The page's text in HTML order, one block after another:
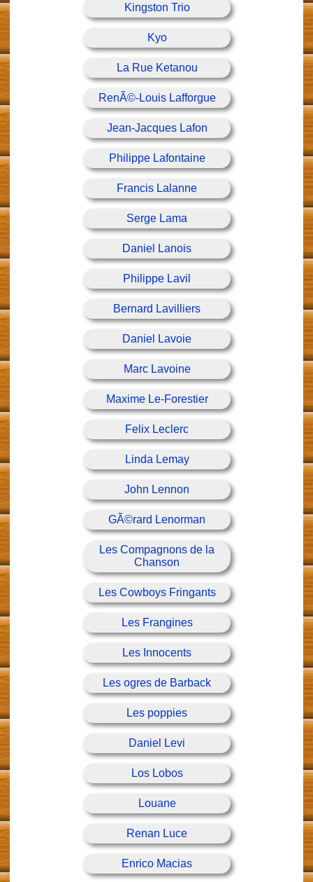
Kingston Trio
Kyo
La Rue Ketanou
RenÃ©-Louis Lafforgue
Jean-Jacques Lafon
Philippe Lafontaine
Francis Lalanne
Serge Lama
Daniel Lanois
Philippe Lavil
Bernard Lavilliers
Daniel Lavoie
Marc Lavoine
Maxime Le-Forestier
Felix Leclerc
Linda Lemay
John Lennon
GÃ©rard Lenorman
Les Compagnons de la
Chanson
Les Cowboys Fringants
Les Frangines
Les Innocents
Les ogres de Barback
Les poppies
Daniel Levi
Los Lobos
Louane
Renan Luce
Enrico Macias